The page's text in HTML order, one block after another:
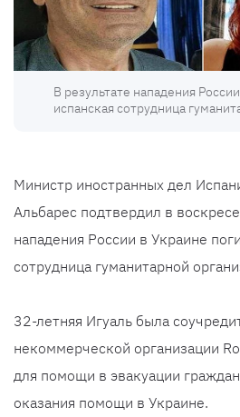
В результате нападения
испанская сотрудница
Министр иностранных дел
Альбарес подтвердил в
нападения России в Украине
сотрудница гуманитарной
32-летняя Игуаль была
некоммерческой организации
для помощи в эвакуации
оказания помощи в Украине.